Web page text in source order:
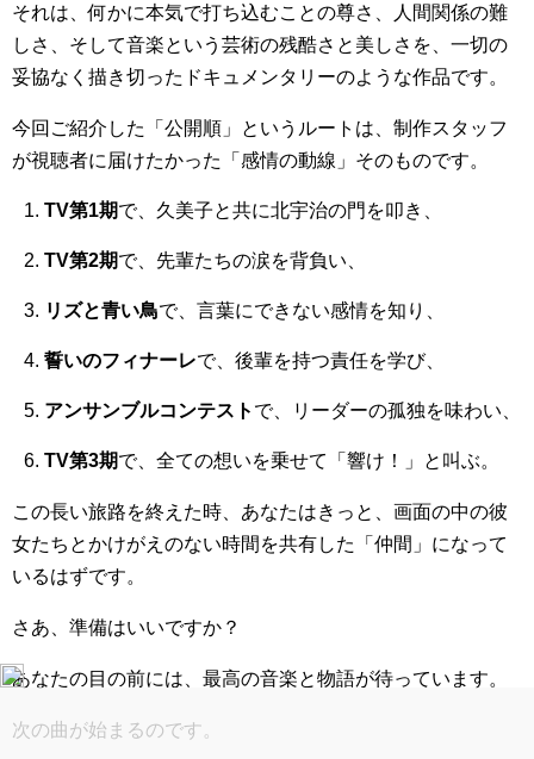
それは、何かに本気で打ち込むことの尊さ、人間関係の難
しさ、そして音楽という芸術の残酷さと美しさを、一切の
妥協なく描き切ったドキュメンタリーのような作品です。
今回ご紹介した「公開順」というルートは、制作スタッフ
が視聴者に届けたかった「感情の動線」そのものです。
TV第1期で、久美子と共に北宇治の門を叩き、
TV第2期で、先輩たちの涙を背負い、
リズと青い鳥で、言葉にできない感情を知り、
誓いのフィナーレで、後輩を持つ責任を学び、
アンサンブルコンテスト で、リーダーの孤独を味わい、
TV第3期で、全ての想いを乗せて「響け！」と叫ぶ。
この長い旅路を終えた時、あなたはきっと、画面の中の彼
女たちとかけがえのない時間を共有した「仲間」になって
いるはずです。
さあ、準備はいいですか？
あなたの目の前には、最高の音楽と物語が待っています。
次の曲が始まるのです。